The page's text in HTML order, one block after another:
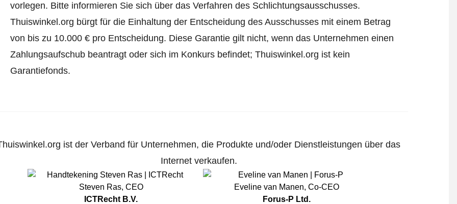
vorlegen. Bitte informieren Sie sich über das Verfahren des Schlichtungsausschusses.
Thuiswinkel.org bürgt für die Einhaltung der Entscheidung des Ausschusses mit einem Betrag
von bis zu 10.000 € pro Entscheidung. Diese Garantie gilt nicht, wenn das Unternehmen einen
Zahlungsaufschub beantragt oder sich im Konkurs befindet; Thuiswinkel.org ist kein
Garantiefonds.
ist der Verband für Unternehmen, die Produkte und/oder Dienstleistungen über das
Internet verkaufen.
Steven Ras, CEO
ICTRecht B.V.
Eveline van Manen, Co-CEO
Forus-P Ltd.